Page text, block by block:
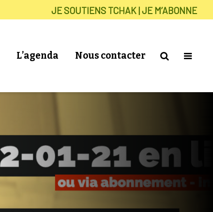
JE SOUTIENS TCHAK | JE M’ABONNE
L’agenda Nous contacter